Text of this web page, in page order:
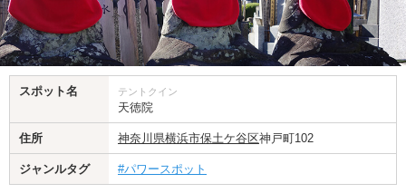
スポット名 テントクイン
天徳院
住所 神奈川県横浜市保土ケ谷区神戸町102
ジャンルタグ #パワースポット